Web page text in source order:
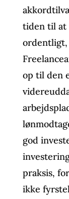
tiden til at
op til den
god
praksis,
ikke